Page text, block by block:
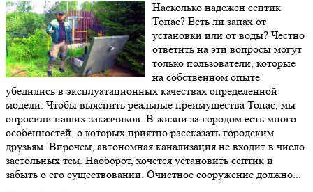
Насколько надежен септик
Топас? Есть ли запах от
установки или от воды? Честно
ответить на эти вопросы могут
только пользователи, которые
на собственном опыте
убедились в эксплуатационных качествах определенной
модели. Чтобы выяснить реальные преимущества Топас, мы
опросили наших заказчиков. В жизни за городом есть много
особенностей, о которых приятно рассказать городским
друзьям. Впрочем, автономная канализация не входит в число
застольных тем. Наоборот, хочется установить септик и
забыть о его существовании. Очистное сооружение должно...